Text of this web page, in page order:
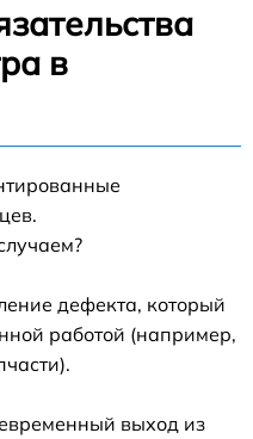
в
дефекта, который
работой (например,
выход из